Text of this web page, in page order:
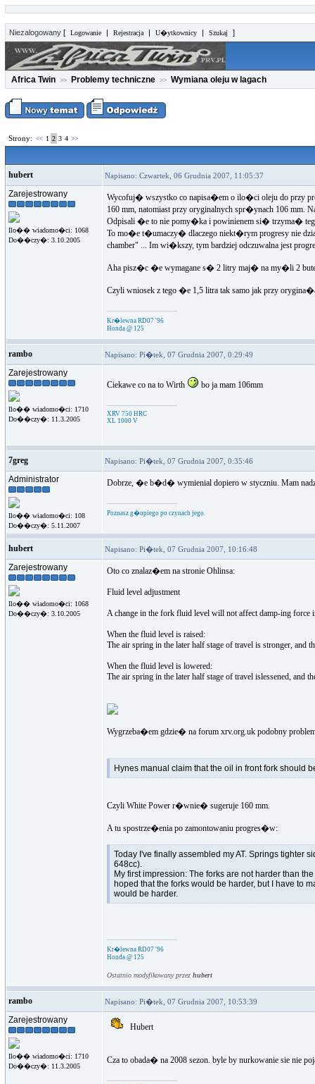
Niezalogowany [ Logowanie | Rejestracja | U�ytkownicy | Szukaj ]
Africa Twin >> Problemy techniczne >> Wymiana oleju w lagach
Strony: << 1 2 3 4 >>
hubert Napisano: Czwartek, 06 Grudnia 2007, 11:05:37
Zarejestrowany
Ilo�� wiadomo�ci: 1068
Do��czy�: 3.10.2005
Wycofuj� wszystko co napisa�em o ilo�ci oleju do przy
160 mm, natomiast przy oryginalnych spr�ynach 106
Odpisali �e to nie pomy�ka i powinienem si� trzyma�
To mo�e t�umaczy� dlaczego niekt�rym progresy nie
chamber" ... Im wi�kszy, tym bardziej odczuwalna jest
Aha pisz�c �e wymagane s� 2 litry maj� na my�li 2
Czyli wniosek z tego �e 1,5 litra tak samo jak przy
Kr�lewna RD07 '96
Honda @ 125
rambo Napisano: Pi�tek, 07 Grudnia 2007, 0:29:49
Zarejestrowany
Ilo�� wiadomo�ci: 1710
Do��czy�: 11.3.2005
Ciekawe co na to Wirth bo ja mam 106mm
XRV 750 HRC
XL 1000 V
7greg Napisano: Pi�tek, 07 Grudnia 2007, 0:35:46
Administrator
Ilo�� wiadomo�ci: 108
Do��czy�: 5.11.2007
Dobrze, �e b�d� wymienial dopiero w styczniu. Mam
Poznasz g�upiego po czynach jego.
hubert Napisano: Pi�tek, 07 Grudnia 2007, 10:16:48
Zarejestrowany
Ilo�� wiadomo�ci: 1068
Do��czy�: 3.10.2005
Oto co znalaz�em na stronie Ohlinsa:
Fluid level adjustment
A change in the fork fluid level will not affect damp-ing force
When the fluid level is raised:
The air spring in the later half stage of travel is stronger, and
When the fluid level is lowered:
The air spring in the later half stage of travel islessened, and
Wygrzeba�em gdzie� na forum xrv.org.uk podobny
Hynes manual claim that the oil in front fork should
Czyli White Power r�wnie� sugeruje 160 mm.
A tu spostrze�enia po zamontowaniu progres�w:
Today I've finally assembled my AT. Springs tighter
648cc).
My first impression: The forks are not harder than
hoped that the forks would be harder, but I have to
would be harder.
Kr�lewna RD07 '96
Honda @ 125
Ostatnio modyfikowany przez hubert
rambo Napisano: Pi�tek, 07 Grudnia 2007, 10:53:39
Zarejestrowany
Ilo�� wiadomo�ci: 1710
Do��czy�: 11.3.2005
Hubert
Cza to obada� na 2008 sezon. byle by nurkowanie sie nie